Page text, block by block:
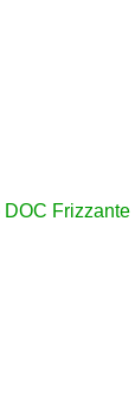
Frizzante